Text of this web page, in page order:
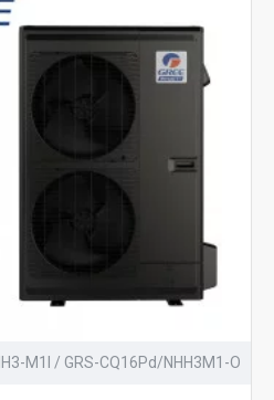
M1I / GRS-CQ16Pd/NHH3M1-O